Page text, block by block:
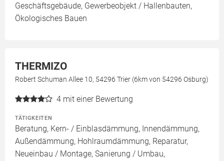
Geschäftsgebäude, Gewerbeobjekt / Hallenbauten,
Ökologisches Bauen
THERMIZO
Robert Schuman Allee 10, 54296 Trier (6km von 54296 Osburg)
4 mit einer Bewertung
TÄTIGKEITEN
Beratung, Kern- / Einblasdämmung, Innendämmung,
Außendämmung, Hohlraumdämmung, Reparatur,
Neueinbau / Montage, Sanierung / Umbau,